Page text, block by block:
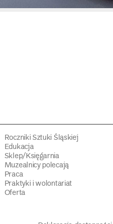
Roczniki Sztuki Śląskiej
Edukacja
Sklep/Księgarnia
Muzealnicy polecają
Praca
Praktyki i wolontariat
Oferta